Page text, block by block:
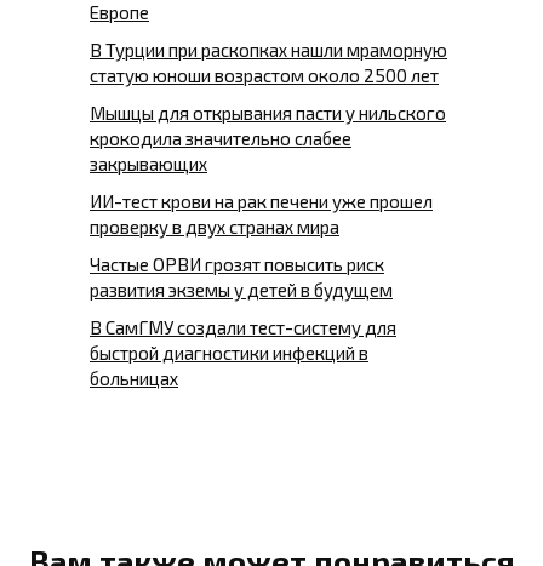
Европе
В Турции при раскопках нашли мраморную
статую юноши возрастом около 2500 лет
Мышцы для открывания пасти у нильского
крокодила значительно слабее
закрывающих
ИИ-тест крови на рак печени уже прошел
проверку в двух странах мира
Частые ОРВИ грозят повысить риск
развития экземы у детей в будущем
В СамГМУ создали тест-систему для
быстрой диагностики инфекций в
больницах